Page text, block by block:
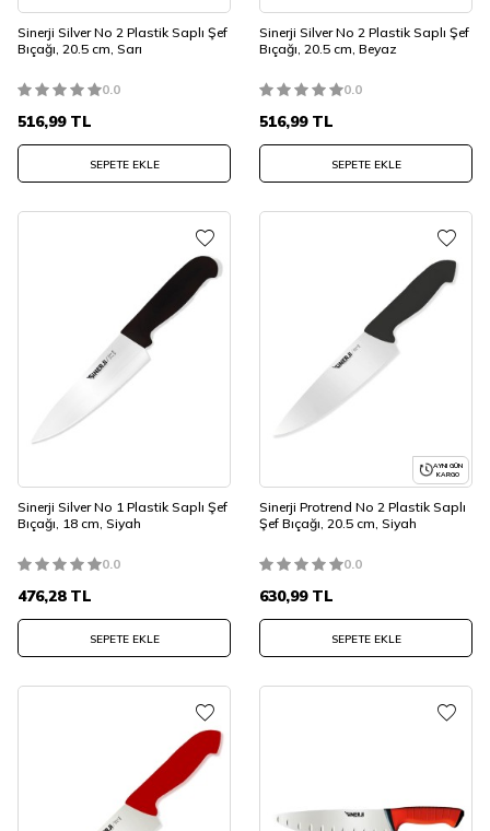
Sinerji Silver No 2 Plastik Saplı Şef
Bıçağı, 20.5 cm, Sarı
0.0
516,99TL
SEPETE EKLE
Sinerji Silver No 2 Plastik Saplı Şef
Bıçağı, 20.5 cm, Beyaz
0.0
516,99TL
SEPETE EKLE
Sinerji Silver No 1 Plastik Saplı Şef
Bıçağı, 18 cm, Siyah
0.0
476,28TL
SEPETE EKLE
AYNI GÜN
KARGO
Sinerji Protrend No 2 Plastik Saplı
Şef Bıçağı, 20.5 cm, Siyah
0.0
630,99TL
SEPETE EKLE